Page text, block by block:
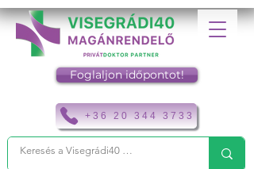
+36 20 344 3733
Foglaljon időpontot!